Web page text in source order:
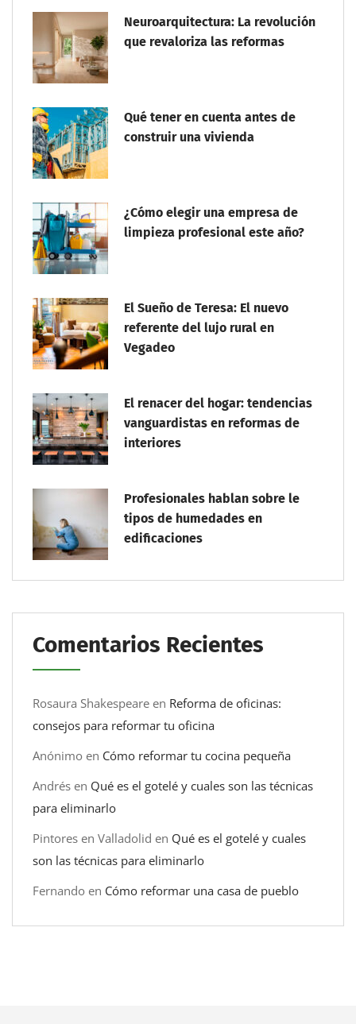
Neuroarquitectura: La revolución
que revaloriza las reformas
Qué tener en cuenta antes de
construir una vivienda
¿Cómo elegir una empresa de
limpieza profesional este año?
El Sueño de Teresa: El nuevo
referente del lujo rural en
Vegadeo
El renacer del hogar: tendencias
vanguardistas en reformas de
interiores
Profesionales hablan sobre le
tipos de humedades en
edificaciones
Comentarios Recientes
Rosaura Shakespeare en Reforma de oficinas:
consejos para reformar tu oficina
Anónimo en Cómo reformar tu cocina pequeña
Andrés en Qué es el gotelé y cuales son las técnicas
para eliminarlo
Pintores en Valladolid en Qué es el gotelé y cuales
son las técnicas para eliminarlo
Fernando en Cómo reformar una casa de pueblo